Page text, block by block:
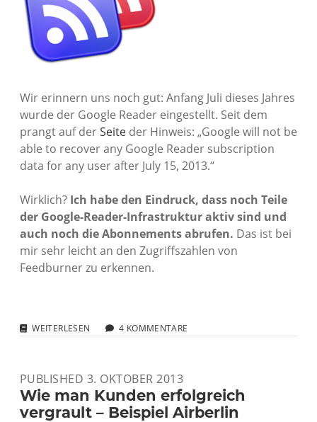
Wir erinnern uns noch gut: Anfang Juli dieses Jahres
wurde der Google Reader eingestellt. Seit dem
prangt auf derSeite der Hinweis: „Google will not be
able to recover any Google Reader subscription
data for any user after July 15, 2013.“
Wirklich? Ich habe den Eindruck, dass noch Teile
der Google-Reader-Infrastruktur aktiv sind und
auch noch die Abonnements abrufen. Das ist bei
mir sehr leicht an den Zugriffszahlen von
Feedburner zu erkennen.
WEITERLESEN GOOGLE
IST
ER
WIRKLICH?
4 KOMMENTARE
PUBLISHED 3. OKTOBER 2013
Wie man Kunden erfolgreich
vergrault – Beispiel Airberlin